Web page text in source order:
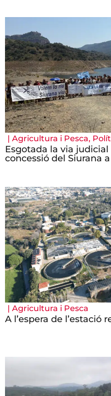
| Agricultura i Pesca,
Esgotada la via
concessió del Siurana
| Agricultura i Pesca
A l’espera de l’estació